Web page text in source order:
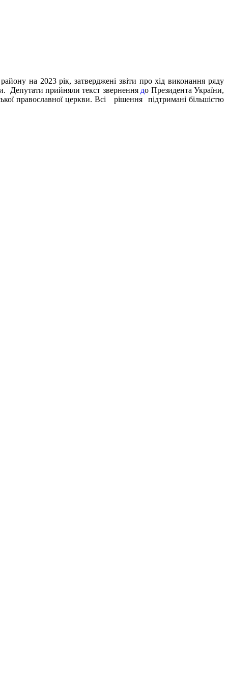
на 2023 рік, затверджені звіти про хід виконання ряду
Депутати прийняли текст звернення до Президента України,
православної церкви. Всі рішення підтримані більшістю